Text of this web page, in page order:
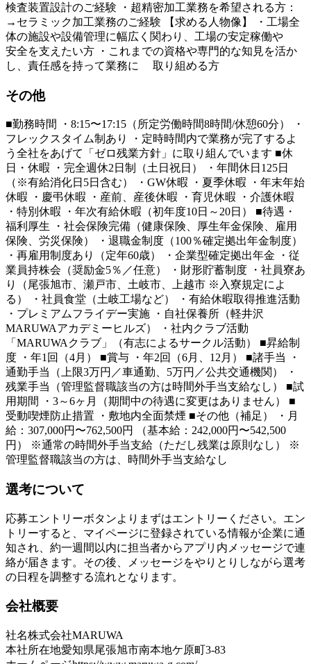
検査装置設計のご経験 ・超精密加工業務を希望される方：
→セラミック加工業務のご経験 【求める人物像】 ・工場全
体の施設や設備管理に幅広く関わり、工場の安定稼働や
安全を支えたい方 ・これまでの資格や専門的な知見を活か
し、責任感を持って業務に 取り組める方
その他
■勤務時間 ・8:15〜17:15（所定労働時間8時間/休憩60分） ・
フレックスタイム制あり ・定時時間内で業務が完了するよ
う全社をあげて「ゼロ残業方針」に取り組んでいます ■休
日・休暇 ・完全週休2日制（土日祝日） ・年間休日125日
（※有給消化日5日含む） ・GW休暇 ・夏季休暇 ・年末年始
休暇 ・慶弔休暇 ・産前、産後休暇 ・育児休暇 ・介護休暇
・特別休暇 ・年次有給休暇（初年度10日～20日） ■待遇・
福利厚生 ・社会保険完備（健康保険、厚生年金保険、雇用
保険、労災保険） ・退職金制度（100％確定拠出年金制度）
・再雇用制度あり（定年60歳） ・企業型確定拠出年金 ・従
業員持株会（奨励金5％／任意） ・財形貯蓄制度 ・社員寮あ
り（尾張旭市、瀬戸市、土岐市、上越市 ※入寮規定によ
る） ・社員食堂（土岐工場など） ・有給休暇取得推進活動
・プレミアムフライデー実施 ・自社保養所（軽井沢
MARUWAアカデミーヒルズ） ・社内クラブ活動
「MARUWAクラブ」（有志によるサークル活動） ■昇給制
度 ・年1回（4月） ■賞与 ・年2回（6月、12月） ■諸手当 ・
通勤手当（上限3万円／車通勤、5万円／公共交通機関） ・
残業手当（管理監督職該当の方は時間外手当支給なし） ■試
用期間 ・3～6ヶ月（期間中の待遇に変更はありません） ■
受動喫煙防止措置 ・敷地内全面禁煙 ■その他（補足） ・月
給：307,000円〜762,500円 （基本給：242,000円〜542,500
円） ※通常の時間外手当支給（ただし残業は原則なし） ※
管理監督職該当の方は、時間外手当支給なし
選考について
応募エントリーボタンよりまずはエントリーください。エン
トリーすると、マイページに登録されている情報が企業に通
知され、約一週間以内に担当者からアプリ内メッセージで連
絡が届きます。その後、メッセージをやりとりしながら選考
の日程を調整する流れとなります。
会社概要
社名株式会社MARUWA
本社所在地愛知県尾張旭市南本地ケ原町3-83